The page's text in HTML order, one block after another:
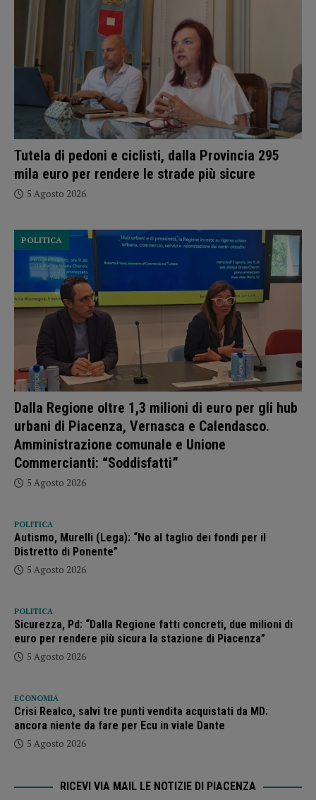
Tutela di pedoni e ciclisti, dalla Provincia 295
mila euro per rendere le strade più sicure
5 Agosto 2026
Dalla Regione oltre 1,3 milioni di euro per gli hub
urbani di Piacenza, Vernasca e Calendasco.
Amministrazione comunale e Unione
Commercianti: “Soddisfatti”
POLITICA
5 Agosto 2026
POLITICA
Autismo, Murelli (Lega): “No al taglio dei fondi per il
Distretto di Ponente”
5 Agosto 2026
POLITICA
Sicurezza, Pd: “Dalla Regione fatti concreti, due milioni di
euro per rendere più sicura la stazione di Piacenza”
5 Agosto 2026
ECONOMIA
Crisi Realco, salvi tre punti vendita acquistati da MD:
ancora niente da fare per Ecu in viale Dante
5 Agosto 2026
RICEVI VIA MAIL LE NOTIZIE DI PIACENZA